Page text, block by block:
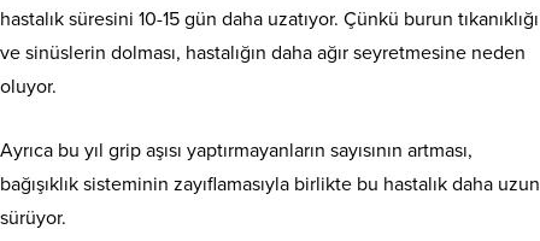
hastalık süresini 10-15 gün daha uzatıyor. Çünkü burun tıkanıklığı
ve sinüslerin dolması, hastalığın daha ağır seyretmesine neden
oluyor.
Ayrıca bu yıl grip aşısı yaptırmayanların sayısının artması,
bağışıklık sisteminin zayıflamasıyla birlikte bu hastalık daha uzun
sürüyor.